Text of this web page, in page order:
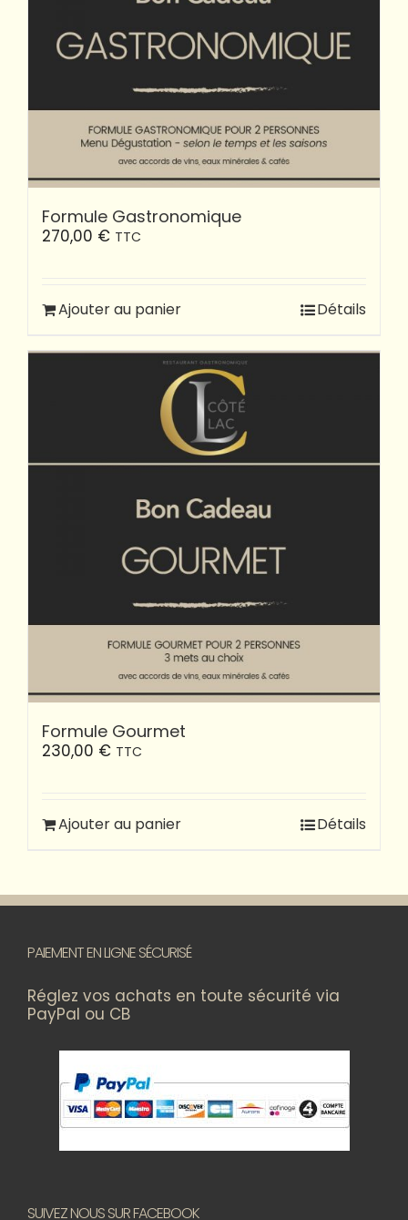
Formule Gastronomique
270,00 € TTC
Ajouter au panier Détails
Formule Gourmet
230,00 € TTC
Ajouter au panier Détails
PAIEMENT EN LIGNE SÉCURISÉ
Réglez vos achats en toute sécurité via
PayPal ou CB
SUIVEZ NOUS SUR FACEBOOK